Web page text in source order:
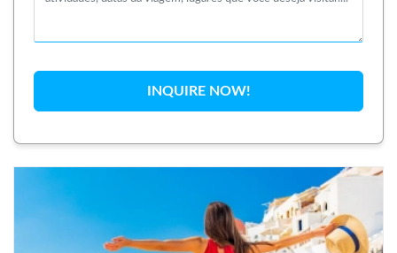
experiência autêntica e rica em cultura. Permita-se
legado imortal da Grécia.
grega que sempre sonhou!
INQUIRE NOW!